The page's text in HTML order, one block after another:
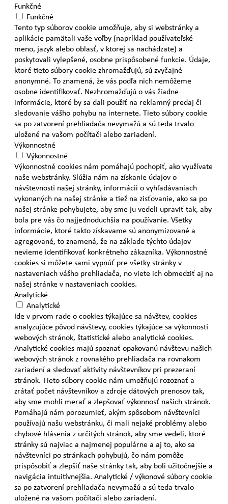
Funkčné
Funkčné
Tento typ súborov cookie umožňuje, aby si webstránky a
aplikácie pamätali vaše voľby (napríklad používateľské
meno, jazyk alebo oblasť, v ktorej sa nachádzate) a
poskytovali vylepšené, osobne prispôsobené funkcie. Údaje,
ktoré tieto súbory cookie zhromažďujú, sú zvyčajné
anonymné. To znamená, že vás podľa nich nemôžeme
osobne identifikovať. Nezhromažďujú o vás žiadne
informácie, ktoré by sa dali použiť na reklamný predaj či
sledovanie vášho pohybu na internete. Tieto súbory cookie
sa po zatvorení prehliadača nevymažú a sú teda trvalo
uložené na vašom počítači alebo zariadení.
Výkonnostné
Výkonnostné
Výkonnostné cookies nám pomáhajú pochopiť, ako využívate
naše webstránky. Slúžia nám na získanie údajov o
návštevnosti našej stránky, informácii o vyhľadávaniach
vykonaných na našej stránke a tiež na zisťovanie, ako sa po
našej stránke pohybujete, aby sme ju vedeli upraviť tak, aby
bola pre vás čo najjednoduchšia na používanie. Všetky
informácie, ktoré takto získavame sú anonymizované a
agregované, to znamená, že na základe týchto údajov
nevieme identifikovať konkrétneho zákazníka. Výkonnostné
cookies si môžete sami vypnúť pre všetky stránky v
nastaveniach vášho prehliadača, no viete ich obmedziť aj na
našej stránke v nastaveniach cookies.
Analytické
Analytické
Ide v prvom rade o cookies týkajúce sa návštev, cookies
analyzujúce pôvod návštevy, cookies týkajúce sa výkonnosti
webových stránok, štatistické alebo analytické cookies.
Analytické cookies majú spoznať opakovanú návštevu našich
webových stránok z rovnakého prehliadača na rovnakom
zariadení a sledovať aktivity návštevníkov pri prezeraní
stránok. Tieto súbory cookie nám umožňujú rozoznať a
zrátať počet návštevníkov a zdroje dátových prenosov tak,
aby sme mohli merať a zlepšovať výkonnosť našich stránok.
Pomáhajú nám porozumieť, akým spôsobom návštevníci
používajú našu webstránku, či mali nejaké problémy alebo
chybové hlásenia z určitých stránok, aby sme vedeli, ktoré
stránky sú najviac a najmenej populárne a aj to, ako sa
návštevníci po stránkach pohybujú, čo nám pomôže
prispôsobiť a zlepšiť naše stránky tak, aby boli užitočnejšie a
navigácia intuitívnejšia. Analytické / výkonové súbory cookie
sa po zatvorení prehliadača nevymažú a sú teda trvalo
uložené na vašom počítači alebo zariadení.